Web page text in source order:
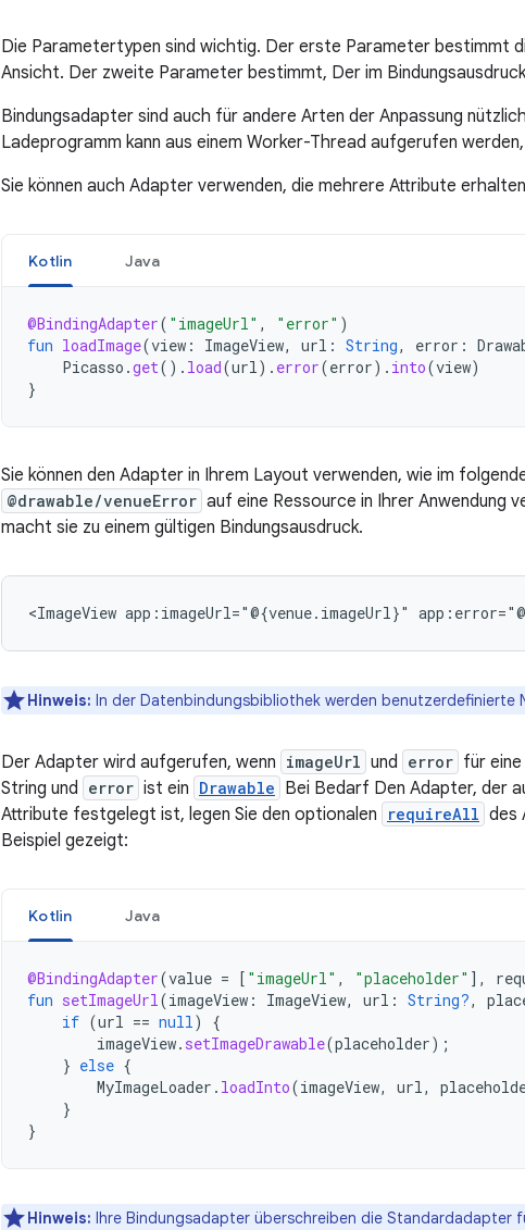
Die Parametertypen sind wichtig. Der erste Parameter bestimmt
Ansicht. Der zweite Parameter bestimmt, Der im
Bindungsadapter sind auch für andere Arten der Anpassung
Ladeprogramm kann aus einem Worker-Thread aufgerufen werden,
Sie können auch Adapter verwenden, die mehrere Attribute
Kotlin Java
@BindingAdapter( "imageUrl" , "error" )
fun loadImage(view : ImageView, url : String, error :
Picasso .get(). load(url). error(error). into(view)
}
Sie können den Adapter in Ihrem Layout verwenden, wie im
@drawable/venueError auf eine Ressource in Ihrer Anwendung
macht sie zu einem gültigen Bindungsausdruck.
<ImageView app:imageUrl="@{venue.imageUrl}"
Hinweis: In der Datenbindungsbibliothek werden benutzerdefinierte
Der Adapter wird aufgerufen, wenn imageUrl und error für eine
String und error ist ein Drawable Bei Bedarf Den Adapter, der
Attribute festgelegt ist, legen Sie den optionalen
requireAll des
Beispiel gezeigt:
Kotlin Java
@BindingAdapter(value = [ "imageUrl" , "placeholder" ] ,
fun setImageUrl(imageView : ImageView, url : String?,
if (url == null)
{
imageView. setImageDrawable(placeholder);
} else {
MyImageLoader . loadInto(imageView, url,
}
}
Hinweis: Ihre Bindungsadapter überschreiben die Standardadapter